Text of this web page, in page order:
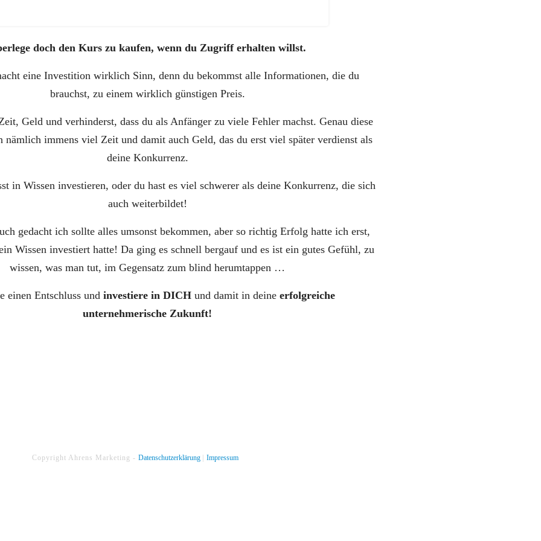
doch den Kurs zu kaufen, wenn du Zugriff erhalten willst.
eine Investition wirklich Sinn, denn du bekommst alle Informationen, die du
brauchst, zu einem wirklich günstigen Preis.
Geld und verhinderst, dass du als Anfänger zu viele Fehler machst. Genau diese
nämlich immens viel Zeit und damit auch Geld, das du erst viel später verdienst als
deine Konkurrenz.
in Wissen investieren, oder du hast es viel schwerer als deine Konkurrenz, die sich
auch weiterbildet!
gedacht ich sollte alles umsonst bekommen, aber so richtig Erfolg hatte ich erst,
Wissen investiert hatte! Da ging es schnell bergauf und es ist ein gutes Gefühl, zu
wissen, was man tut, im Gegensatz zum blind herumtappen …
einen Entschluss und investiere in DICH und damit in deine erfolgreiche
unternehmerische Zukunft!
Copyright Ahrens Marketing - Datenschutzerklärung Impressum